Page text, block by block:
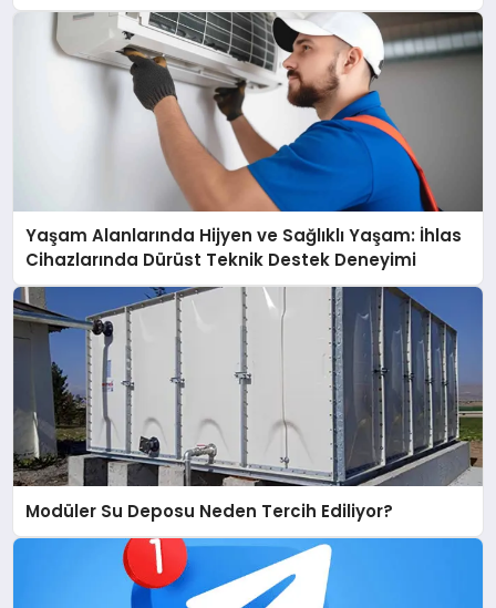
açıklamada şunları kaydetti:
Yaşam Alanlarında Hijyen ve Sağlıklı Yaşam: İhlas
Cihazlarında Dürüst Teknik Destek Deneyimi
Modüler Su Deposu Neden Tercih Ediliyor?